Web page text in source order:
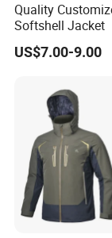
Design
-
-
Quality
Softshell Jacket
US$7.00-9.00